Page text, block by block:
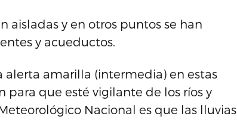
aisladas y en otros puntos se han
y acueductos.
alerta amarilla (intermedia) en estas
que esté vigilante de los ríos y
Nacional es que las lluvias